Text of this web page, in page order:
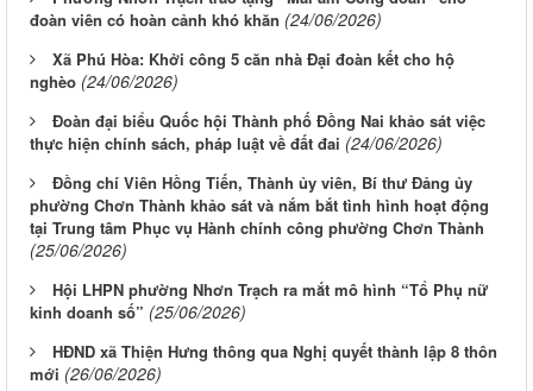
đoàn viên có hoàn cảnh khó khăn (24/06/2026)
Xã Phú Hòa: Khởi công 5 căn nhà Đại đoàn kết cho hộ
nghèo (24/06/2026)
Đoàn đại biểu Quốc hội Thành phố Đồng Nai khảo sát việc
thực hiện chính sách, pháp luật về đất đai (24/06/2026)
Đồng chí Viên Hồng Tiến, Thành ủy viên, Bí thư Đảng ủy
phường Chơn Thành khảo sát và nắm bắt tình hình hoạt động
tại Trung tâm Phục vụ Hành chính công phường Chơn Thành
(25/06/2026)
Hội LHPN phường Nhơn Trạch ra mắt mô hình “Tổ Phụ nữ
kinh doanh số” (25/06/2026)
HĐND xã Thiện Hưng thông qua Nghị quyết thành lập 8 thôn
mới (26/06/2026)